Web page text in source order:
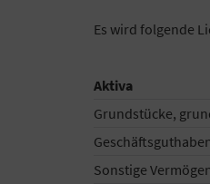
Es wird folgende
Aktiva
Grundstücke,
Sonstige